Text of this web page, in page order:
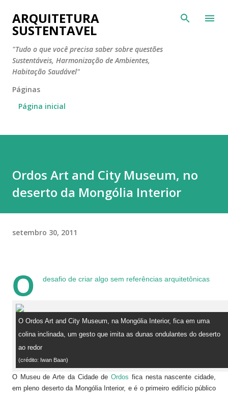
Pular para o conteúdo principal
ARQUITETURA
SUSTENTAVEL
"Tudo o que você precisa saber sobre questões
Sustentáveis, Harmonização de Ambientes,
Habitação Saudável"
Páginas
Página inicial
Ordos Art and City Museum, no
deserto da Mongólia Interior
setembro 30, 2011
O desafio de criar algo sem referências arquitetônicas
O Ordos Art and City Museum, na Mongólia Interior, fica em uma
colina inclinada, um gesto que imita as dunas ondulantes do deserto
ao redor
(crédito: Iwan Baan)
O Museu de Arte da Cidade deOrdos fica nesta nascente cidade,
em pleno deserto da Mongólia Interior, e é o primeiro edifício público